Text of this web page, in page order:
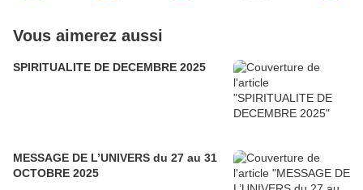
Vous aimerez aussi
SPIRITUALITE DE DECEMBRE 2025
MESSAGE DE L’UNIVERS du 27 au 31
OCTOBRE 2025